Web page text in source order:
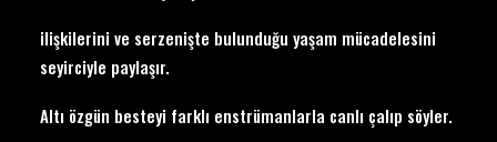
ilişkilerini ve serzenişte bulunduğu yaşam mücadelesini
seyirciyle paylaşır.
Altı özgün besteyi farklı enstrümanlarla canlı çalıp söyler.